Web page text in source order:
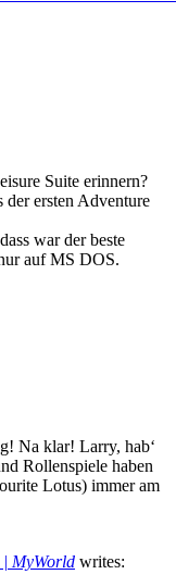
Suite erinnern?
ersten Adventure
war der beste
auf MS DOS.
Na klar! Larry, hab‘
Rollenspiele haben
Lotus) immer am
| MyWorld writes: